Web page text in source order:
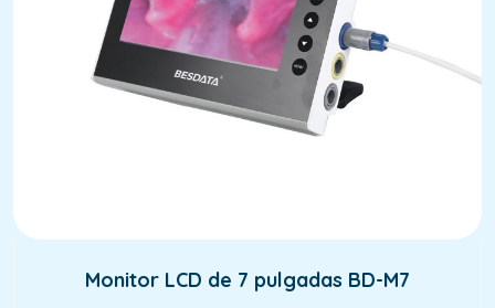
Monitor LCD de 7 pulgadas BD-M7